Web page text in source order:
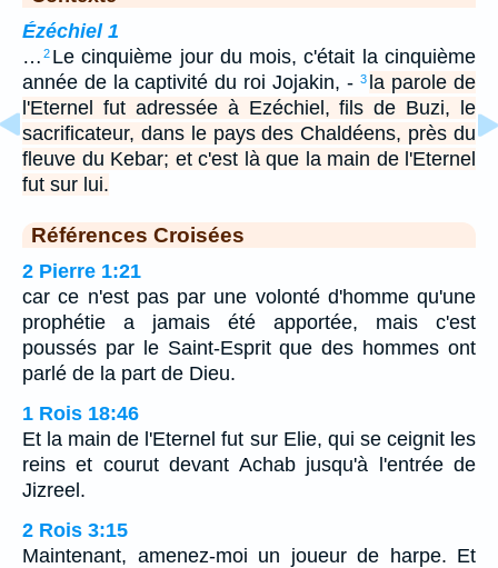
Ézéchiel 1
… 2 Le cinquième jour du mois, c'était la cinquième
année de la captivité du roi Jojakin, - 3 la parole de
l'Eternel fut adressée à Ezéchiel, fils de Buzi, le
sacrificateur, dans le pays des Chaldéens, près du
fleuve du Kebar; et c'est là que la main de l'Eternel
fut sur lui.
Références Croisées
2 Pierre 1:21
car ce n'est pas par une volonté d'homme qu'une
prophétie a jamais été apportée, mais c'est
poussés par le Saint-Esprit que des hommes ont
parlé de la part de Dieu.
1 Rois 18:46
Et la main de l'Eternel fut sur Elie, qui se ceignit les
reins et courut devant Achab jusqu'à l'entrée de
Jizreel.
2 Rois 3:15
Maintenant, amenez-moi un joueur de harpe. Et